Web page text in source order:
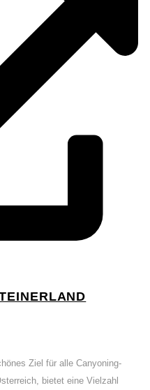
Ziel für alle Canyoning-
bietet eine Vielzahl